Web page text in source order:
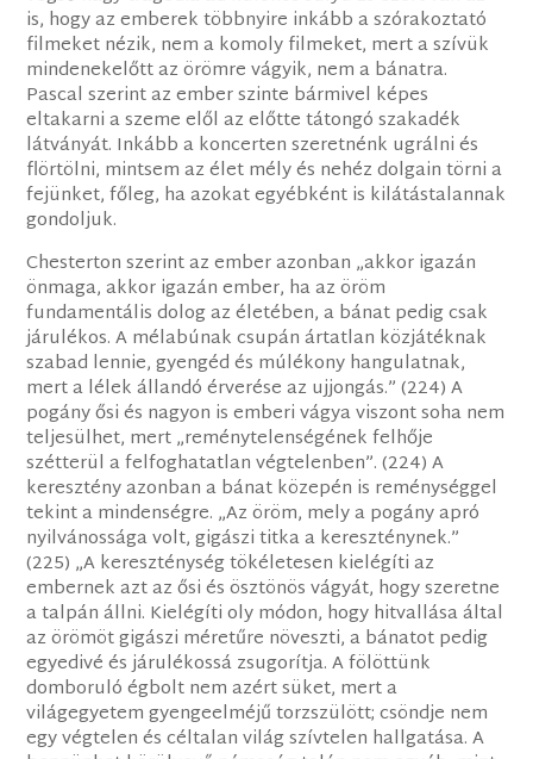
is, hogy az emberek többnyire inkább a szórakoztató
filmeket nézik, nem a komoly filmeket, mert a szívük
mindenekelőtt az örömre vágyik, nem a bánatra.
Pascal szerint az ember szinte bármivel képes
eltakarni a szeme elől az előtte tátongó szakadék
látványát. Inkább a koncerten szeretnénk ugrálni és
flörtölni, mintsem az élet mély és nehéz dolgain törni a
fejünket, főleg, ha azokat egyébként is kilátástalannak
gondoljuk.
Chesterton szerint az ember azonban „akkor igazán
önmaga, akkor igazán ember, ha az öröm
fundamentális dolog az életében, a bánat pedig csak
járulékos. A mélabúnak csupán ártatlan közjátéknak
szabad lennie, gyengéd és múlékony hangulatnak,
mert a lélek állandó érverése az ujjongás.” (224) A
pogány ősi és nagyon is emberi vágya viszont soha nem
teljesülhet, mert „reménytelenségének felhője
szétterül a felfoghatatlan végtelenben”. (224) A
keresztény azonban a bánat közepén is reménységgel
tekint a mindenségre. „Az öröm, mely a pogány apró
nyilvánossága volt, gigászi titka a kereszténynek.”
(225) „A kereszténység tökéletesen kielégíti az
embernek azt az ősi és ösztönös vágyát, hogy szeretne
a talpán állni. Kielégíti oly módon, hogy hitvallása által
az örömöt gigászi méretűre növeszti, a bánatot pedig
egyedivé és járulékossá zsugorítja. A fölöttünk
domboruló égbolt nem azért süket, mert a
világegyetem gyengeelméjű torzszülött; csöndje nem
egy végtelen és céltalan világ szívtelen hallgatása. A